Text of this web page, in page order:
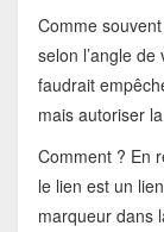
Comme
selon l’angle
faudrait
mais autoriser
Comment ? En
le lien est un
marqueur dans